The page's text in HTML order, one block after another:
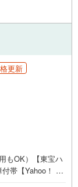
更新
もOK）【東宝ハ
帯【Yahoo！ 不